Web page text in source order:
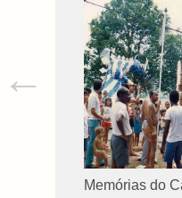
Memórias do
←